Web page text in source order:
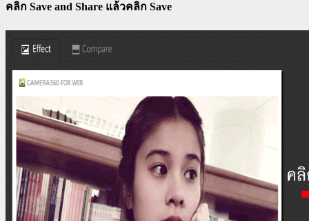
คลิก Save and Share แล้วคลิก Save